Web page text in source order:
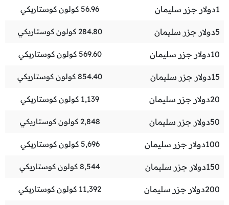
1دولار جزر سليمان 56.96 كولون كوستاريكي
5دولار جزر سليمان 284.80 كولون كوستاريكي
10دولار جزر سليمان 569.60 كولون كوستاريكي
15دولار جزر سليمان 854.40 كولون كوستاريكي
20دولار جزر سليمان 1,139 كولون كوستاريكي
50دولار جزر سليمان 2,848 كولون كوستاريكي
100دولار جزر سليمان 5,696 كولون كوستاريكي
150دولار جزر سليمان 8,544 كولون كوستاريكي
200دولار جزر سليمان 11,392 كولون كوستاريكي